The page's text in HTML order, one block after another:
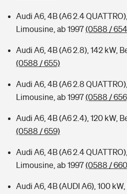
Audi A6, 4B (A6 2.4 QUATTRO),
Limousine, ab 1997(0588 /
Audi A6, 4B (A6 2.8), 142 kW,
(0588 / 655)
Audi A6, 4B (A6 2.8
Limousine, ab 1997(0588 /
Audi A6, 4B (A6 2.4), 120 kW,
(0588 / 659)
Audi A6, 4B (A6 2.4
Limousine, ab 1997(0588 /
Audi A6, 4B (AUDI A6), 100